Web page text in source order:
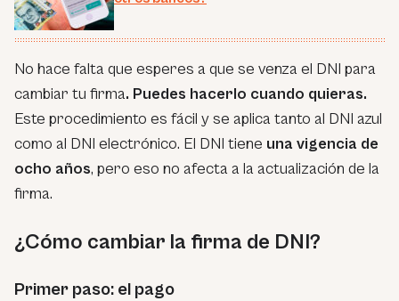
No hace falta que esperes a que se venza el DNI para
cambiar tu firma. Puedes hacerlo cuando quieras.
Este procedimiento es fácil y se aplica tanto al DNI azul
como al DNI electrónico. El DNI tiene una vigencia de
ocho años, pero eso no afecta a la actualización de la
firma.
¿Cómo cambiar la firma de DNI?
Primer paso: el pago